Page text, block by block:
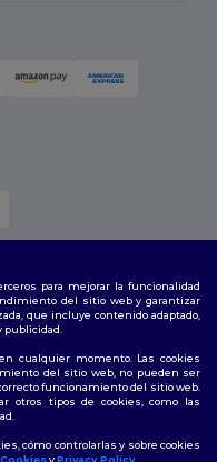
|Política de
sitio
para mejorar la funcionalidad
del sitio web y garantizar
que incluye contenido adaptado,
cualquier momento. Las cookies
del sitio web, no pueden ser
funcionamiento del sitio web.
otros tipos de cookies, como las
cómo controlarlas y sobre cookies
yPrivacy Policy.